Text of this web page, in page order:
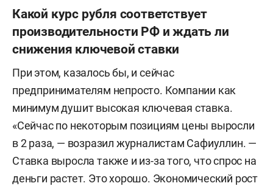
Какой курс рубля соответствует
производительности РФ и ждать ли
снижения ключевой ставки
При этом, казалось бы, и сейчас
предпринимателям непросто. Компании как
минимум душит высокая ключевая ставка.
«Сейчас по некоторым позициям цены выросли
в 2 раза, — возразил журналистам Сафиуллин. —
Ставка выросла также и из-за того, что спрос на
деньги растет. Это хорошо. Экономический рост